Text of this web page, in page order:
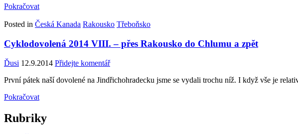
Pokračovat
Posted in Česká Kanada Rakousko Třeboňsko
Cyklodovolená 2014 VIII. – přes Rakousko do Chlumu a zpět
Ďusi 12.9.2014 Přidejte komentář
První pátek naší dovolené na Jindřichohradecku jsme se vydali trochu níž. I když vše je
Pokračovat
Rubriky